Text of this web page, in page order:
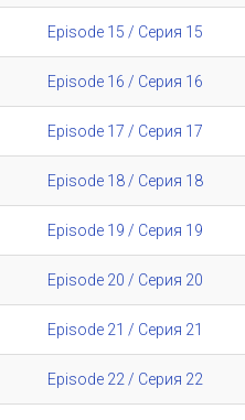
Episode 15 / Серия 15
Episode 16 / Серия 16
Episode 17 / Серия 17
Episode 18 / Серия 18
Episode 19 / Серия 19
Episode 20 / Серия 20
Episode 21 / Серия 21
Episode 22 / Серия 22